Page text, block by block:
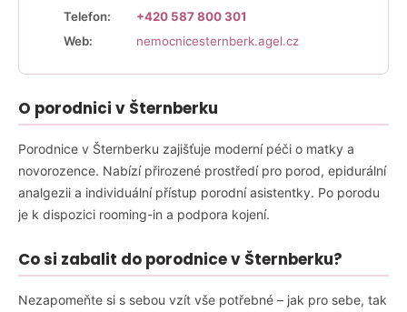
Telefon:
+420 587 800 301
Web:
nemocnicesternberk.agel.cz
O porodnici v Šternberku
Porodnice v Šternberku zajišťuje moderní péči o matky a
novorozence. Nabízí přirozené prostředí pro porod, epidurální
analgezii a individuální přístup porodní asistentky. Po porodu
je k dispozici rooming-in a podpora kojení.
Co si zabalit do porodnice v Šternberku?
Nezapomeňte si s sebou vzít vše potřebné – jak pro sebe, tak
j
í
t
?